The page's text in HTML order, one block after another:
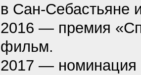
в Сан-Себастьяне
2016 — премия
фильм.
2017 — номинация